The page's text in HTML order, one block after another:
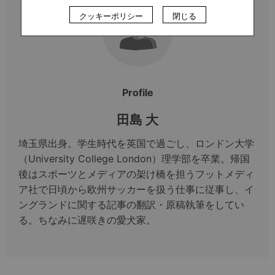
Profile
田島 大
埼玉県出身。学生時代を英国で過ごし、ロンドン大学
（University College London）理学部を卒業。帰国
後はスポーツとメディアの架け橋を担うフットメディ
ア社で日頃から欧州サッカーを扱う仕事に従事し、イ
ングランドに関する記事の翻訳・原稿執筆をしてい
る。ちなみに遅咲きの愛犬家。
クッキーポリシー 閉じる